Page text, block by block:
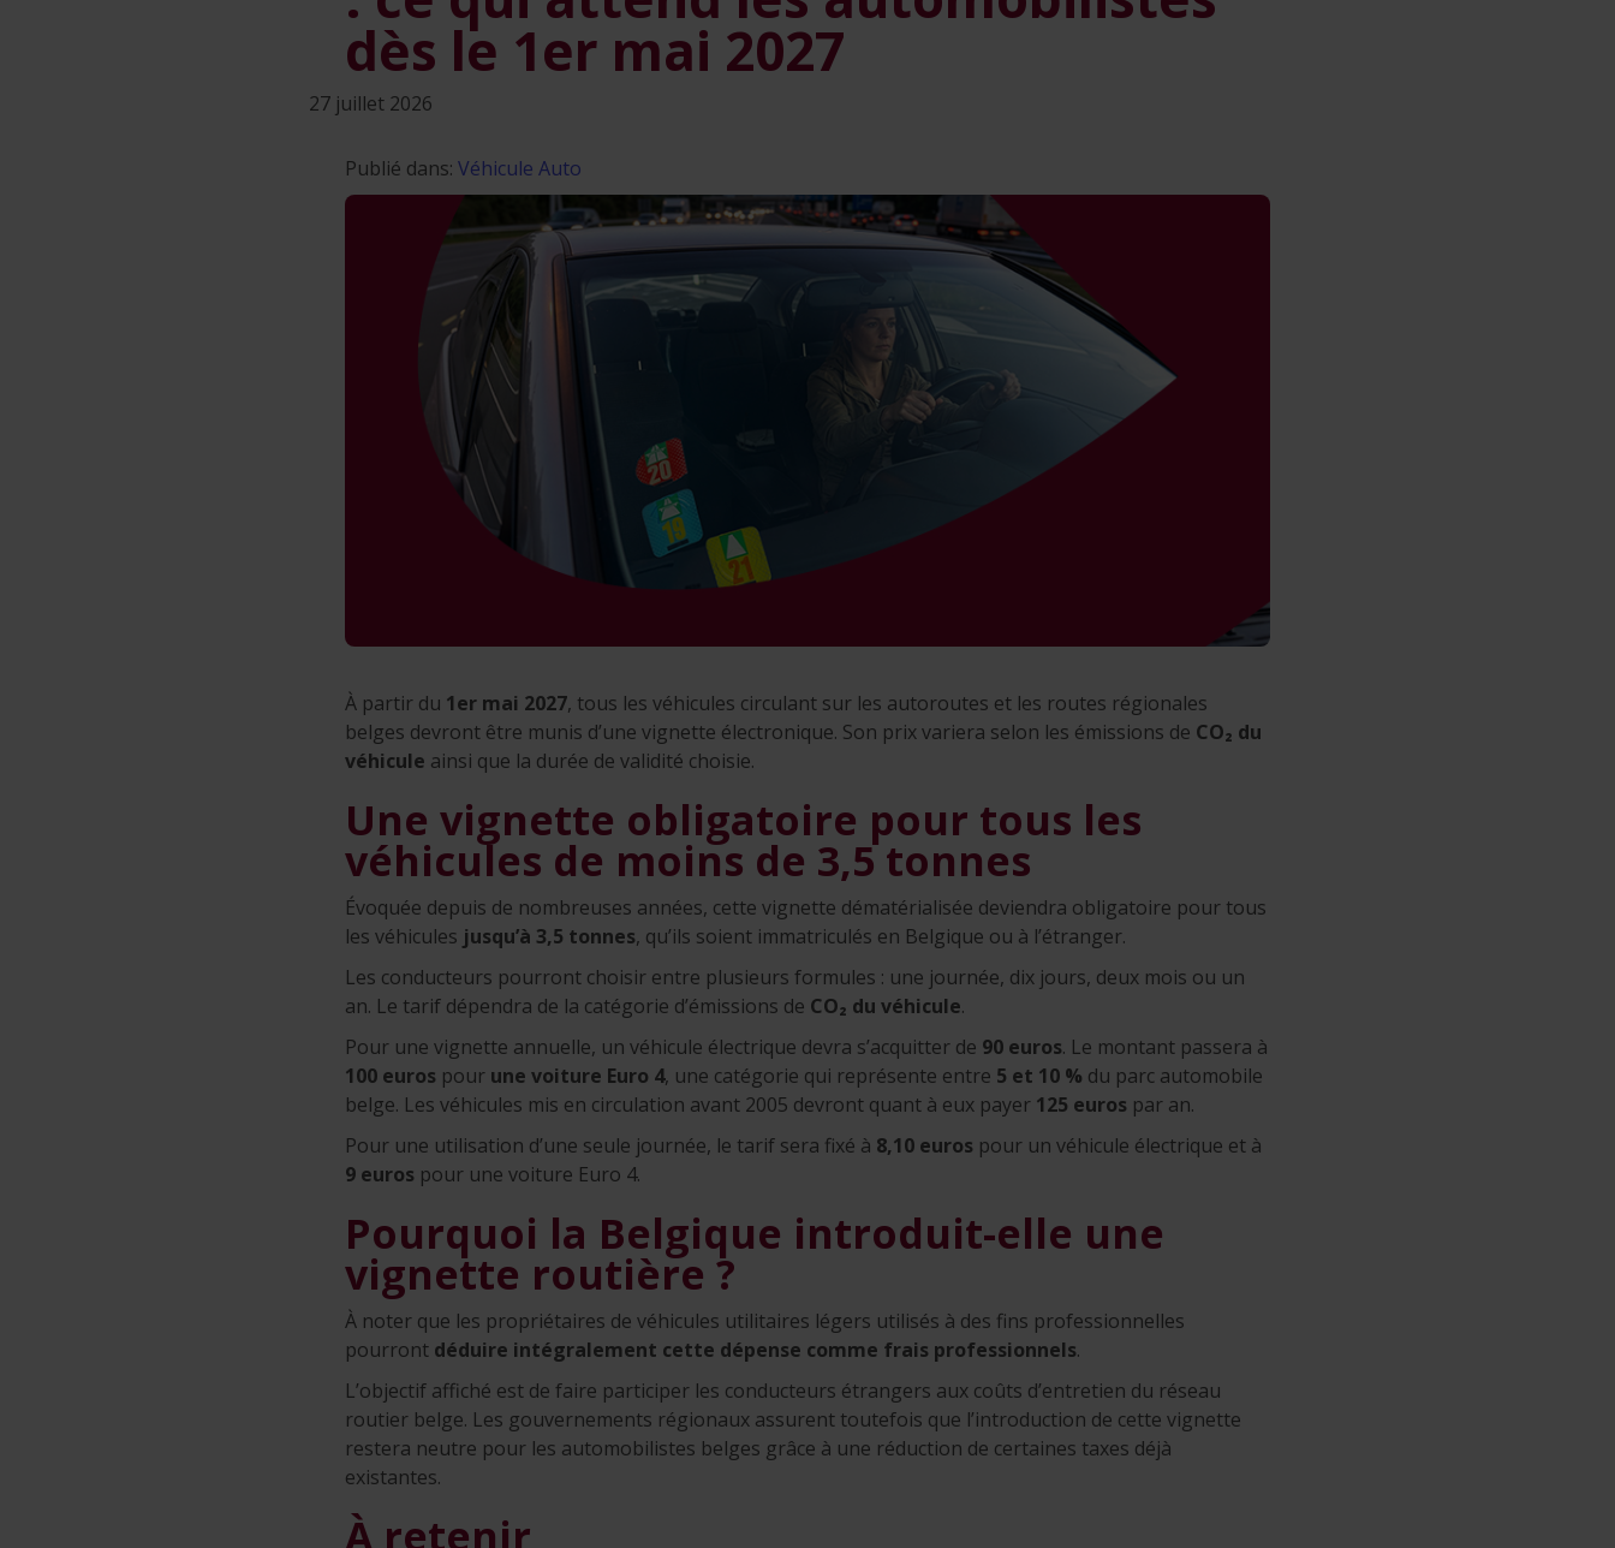
dès le 1er mai 2027
27 juillet 2026
Publié dans: Véhicule Auto
À partir du 1er mai 2027, tous les véhicules circulant sur les autoroutes et les routes régionales
belges devront être munis d’une vignette électronique. Son prix variera selon les émissions de CO₂ du
véhicule ainsi que la durée de validité choisie.
Une vignette obligatoire pour tous les
véhicules de moins de 3,5 tonnes
Évoquée depuis de nombreuses années, cette vignette dématérialisée deviendra obligatoire pour tous
les véhicules jusqu’à 3,5 tonnes, qu’ils soient immatriculés en Belgique ou à l’étranger.
Les conducteurs pourront choisir entre plusieurs formules : une journée, dix jours, deux mois ou un
an. Le tarif dépendra de la catégorie d’émissions de CO₂ du véhicule.
Pour une vignette annuelle, un véhicule électrique devra s’acquitter de 90 euros. Le montant passera à
100 euros pour une voiture Euro 4, une catégorie qui représente entre 5 et 10 % du parc automobile
belge. Les véhicules mis en circulation avant 2005 devront quant à eux payer 125 euros par an.
Pour une utilisation d’une seule journée, le tarif sera fixé à 8,10 euros pour un véhicule électrique et à
9 euros pour une voiture Euro 4.
Pourquoi la Belgique introduit-elle une
vignette routière ?
À noter que les propriétaires de véhicules utilitaires légers utilisés à des fins professionnelles
pourront déduire intégralement cette dépense comme frais professionnels.
L’objectif affiché est de faire participer les conducteurs étrangers aux coûts d’entretien du réseau
routier belge. Les gouvernements régionaux assurent toutefois que l’introduction de cette vignette
restera neutre pour les automobilistes belges grâce à une réduction de certaines taxes déjà
existantes.
À retenir